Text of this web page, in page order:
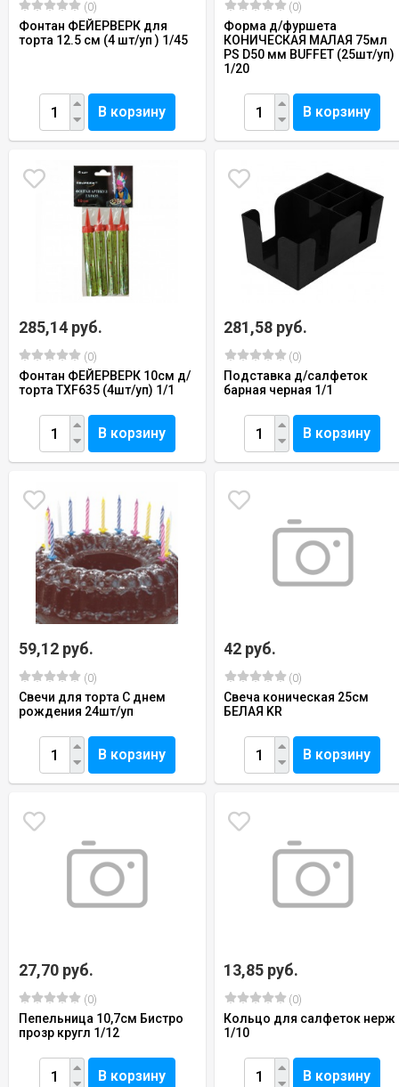
(0)
Фонтан ФЕЙЕРВЕРК для
торта 12.5 см (4 шт/уп ) 1/45
В корзину
(0)
Форма д/фуршета
КОНИЧЕСКАЯ МАЛАЯ 75мл
PS D50 мм BUFFET (25шт/уп)
1/20
В корзину
285,14 руб.
(0)
Фонтан ФЕЙЕРВЕРК 10см д/
торта TXF635 (4шт/уп) 1/1
В корзину
281,58 руб.
(0)
Подставка д/салфеток
барная черная 1/1
В корзину
59,12 руб.
(0)
Свечи для торта С днем
рождения 24шт/уп
В корзину
42 руб.
(0)
Свеча коническая 25см
БЕЛАЯ KR
В корзину
27,70 руб.
(0)
Пепельница 10,7см Бистро
прозр кругл 1/12
В корзину
13,85 руб.
(0)
Кольцо для салфеток нерж
1/10
В корзину